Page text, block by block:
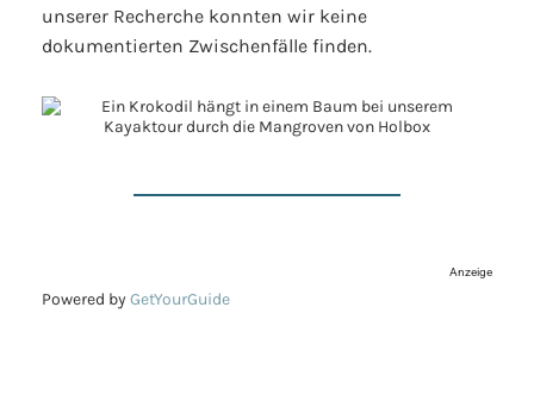
unserer Recherche konnten wir keine
dokumentierten Zwischenfälle finden.
Anzeige
Powered by GetYourGuide